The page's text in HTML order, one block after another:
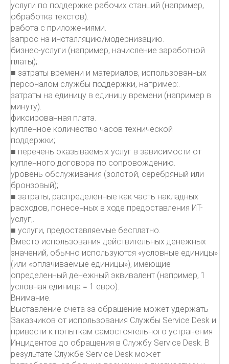
услуги по поддержке рабочих станций (например,
обработка текстов).
работа с приложениями.
запрос на инсталляцию/модернизацию.
бизнес-услуги (например, начисление заработной
платы);.
■ затраты времени и материалов, использованных
персоналом службы поддержки, например:.
затраты на единицу в единицу времени (например в
минуту).
фиксированная плата.
купленное количество часов технической
поддержки;.
■ перечень оказываемых услуг в зависимости от
купленного договора по сопровождению.
уровень обслуживания (золотой, серебряный или
бронзовый);.
■ затраты, распределенные как часть накладных
расходов, понесенных в ходе предоставления ИТ-
услуг;.
■ услуги, предоставляемые бесплатно.
Вместо использования действительных денежных
значений, обычно используются «условные единицы»
(или «оплачиваемые единицы»), имеющие
определенный денежный эквивалент (например, 1
условная единица = 1 евро).
Внимание.
Выставление счета за обращение может удержать
Заказчиков от использования Службы Service Desk и
привести к попыткам самостоятельного устранения
Инцидентов до обращения в Службу Service Desk. В
результате Службе Service Desk может